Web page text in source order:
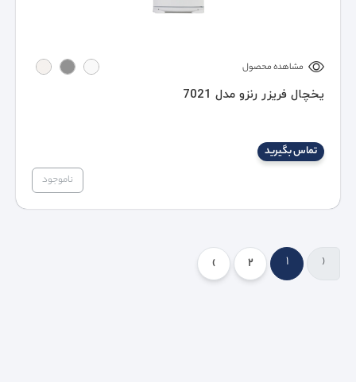
مشاهده محصول
یخچال فریزر رنزو مدل 7021
تماس بگیرید
ناموجود
‹
1
2
›